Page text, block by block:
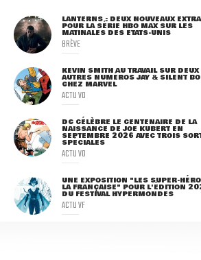
LANTERNS : DEUX NOUVEAUX
POUR LA SÉRIE HBO MAX SUR LES
MATINALES DES ETATS-UNIS
BRÈVE
KEVIN SMITH AU TRAVAIL SUR DEUX
AUTRES NUMÉROS JAY & SILENT
CHEZ MARVEL
ACTU VO
DC CÉLÈBRE LE CENTENAIRE DE LA
NAISSANCE DE JOE KUBERT EN
SEPTEMBRE 2026 AVEC TROIS
SPÉCIALES
ACTU VO
UNE EXPOSITION "LES SUPER-
LA FRANÇAISE" POUR L'ÉDITION
DU FESTIVAL HYPERMONDES
ACTU VF